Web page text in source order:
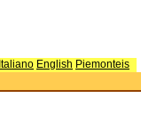
Italiano English Piemonteis